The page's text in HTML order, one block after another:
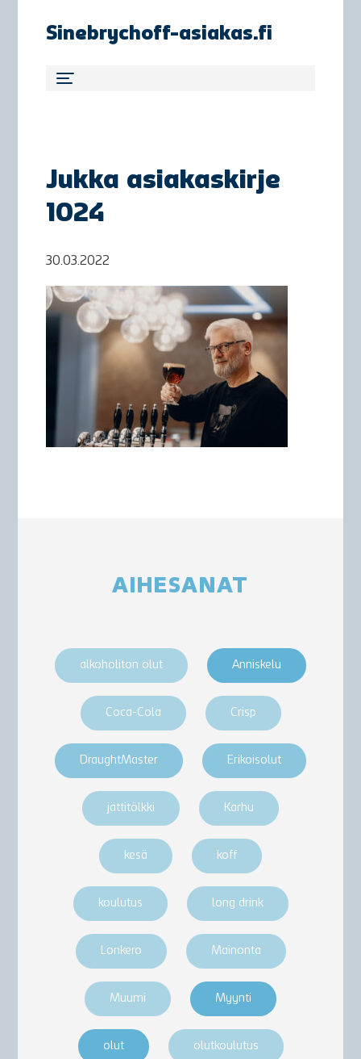
Sinebrychoff-asiakas.fi
Jukka asiakaskirje
1024
30.03.2022
AIHESANAT
alkoholiton olut Anniskelu
Coca-Cola Crisp
DraughtMaster Erikoisolut
jättitölkki Karhu
kesä koff
koulutus long drink
Lonkero Mainonta
Muumi Myynti
olut olutkoulutus